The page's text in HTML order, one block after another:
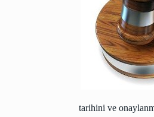
tarihini ve